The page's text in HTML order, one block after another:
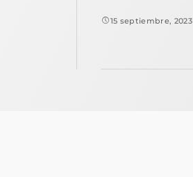
15 septiembre, 2023